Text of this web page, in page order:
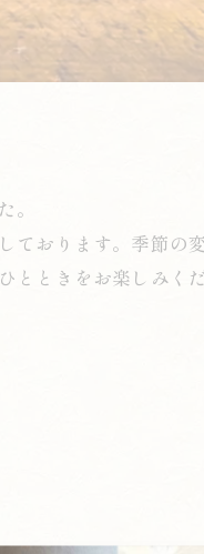
おります。季節の
ときをお楽しみ